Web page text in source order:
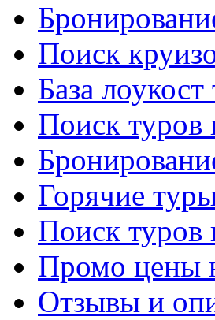
Поиск
База лоукост
Поиск туров
Горячие
Поиск
Промо цены
Отзывы и